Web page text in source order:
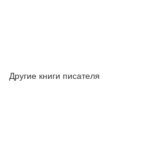
Другие книги писателя